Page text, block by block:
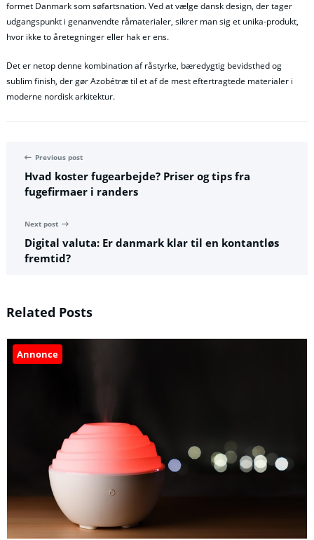
formet Danmark som søfartsnation. Ved at vælge dansk design, der tager
udgangspunkt i genanvendte råmaterialer, sikrer man sig et unika-produkt,
hvor ikke to åretegninger eller hak er ens.
Det er netop denne kombination af råstyrke, bæredygtig bevidsthed og
sublim finish, der gør Azobétræ til et af de mest eftertragtede materialer i
moderne nordisk arkitektur.
Previous post
Hvad koster fugearbejde? Priser og tips fra
fugefirmaer i randers
Next post
Digital valuta: Er danmark klar til en kontantløs
fremtid?
Related Posts
Annonce